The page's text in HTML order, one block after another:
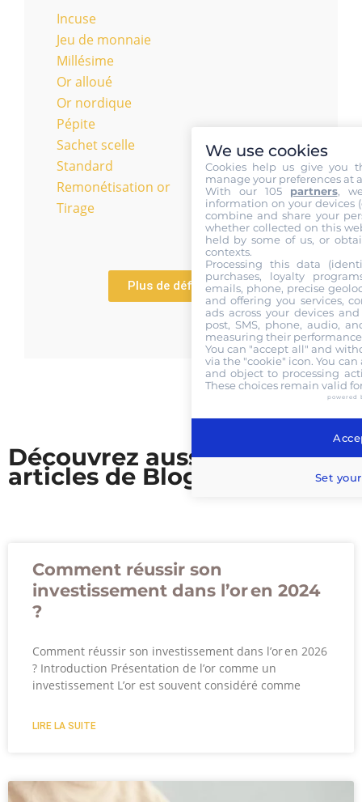
Incuse
Jeu de monnaie
Millésime
Or alloué
Or nordique
Pépite
Sachet scelle
Standard
Remonétisation or
Tirage
Plus de définitions
Découvrez aussi nos
articles de Blog
Comment réussir son
investissement dans l’or en 2024
?
Comment réussir son investissement dans l’or en 2026
? Introduction Présentation de l’or comme un
investissement L’or est souvent considéré comme
LIRE LA SUITE
We use cookies
Cookies help us give you
manage your preferences at
With our 105 partners,
information on your devices
combine and share your
whether collected on this
held by some of us, or
contexts.
Processing this data
purchases, loyalty
emails, phone, precise
and offering you services,
ads across your devices
post, SMS, phone, audio,
measuring their
You can "accept all" and
via the "cookie" icon. You
and object to processing
These choices remain valid
powered
Set